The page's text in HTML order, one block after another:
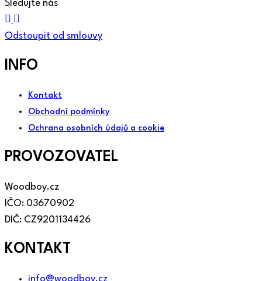
Sledujte nás
Odstoupit od smlouvy
INFO
Kontakt
Obchodní podmínky
Ochrana osobních údajů a cookie
PROVOZOVATEL
Woodboy.cz
IČO: 03670902
DIČ: CZ9201134426
KONTAKT
info@woodboy.cz